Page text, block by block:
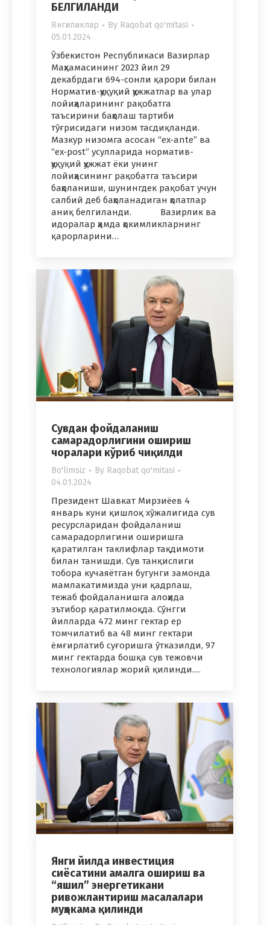
БЕЛГИЛАНДИ
Янгиликлар By Raqobat qo'mitasi
05.01.2024
Ўзбекистон Республикаси Вазирлар
Маҳкамасининг 2023 йил 29
декабрдаги 694-сонли қарори билан
Норматив-ҳуқуқий ҳужжатлар ва улар
лойиҳаларининг рақобатга
таъсирини баҳолаш тартиби
тўғрисидаги низом тасдиқланди.
Мазкур низомга асосан “ex-ante” ва
“ex-post” усулларида норматив-
ҳуқуқий ҳужжат ёки унинг
лойиҳасининг рақобатга таъсири
баҳоланиши, шунингдек рақобат учун
салбий деб баҳоланадиган ҳолатлар
аниқ белгиланди. Вазирлик ва
идоралар ҳамда ҳокимликларнинг
қарорларини…
Сувдан фойдаланиш
самарадорлигини ошириш
чоралари кўриб чиқилди
Bo'limsiz By Raqobat qo'mitasi
04.01.2024
Президент Шавкат Мирзиёев 4
январь куни қишлоқ хўжалигида сув
ресурсларидан фойдаланиш
самарадорлигини оширишга
қаратилган таклифлар тақдимоти
билан танишди. Сув танқислиги
тобора кучаяётган бугунги замонда
мамлакатимизда уни қадрлаш,
тежаб фойдаланишга алоҳида
эътибор қаратилмоқда. Сўнгги
йилларда 472 минг гектар ер
томчилатиб ва 48 минг гектари
ёмғирлатиб суғоришга ўтказилди, 97
минг гектарда бошқа сув тежовчи
технологиялар жорий қилинди.…
Янги йилда инвестиция
сиёсатини амалга ошириш ва
“яшил” энергетикани
ривожлантириш масалалари
муҳокама қилинди